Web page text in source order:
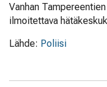
Vanhan
ilmoitettava
Lähde: Poliisi